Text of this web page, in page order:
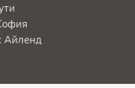
Айленд